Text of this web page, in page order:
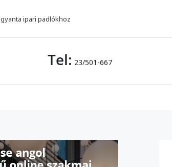
ipari padlókhoz
Tel: 23/501-667